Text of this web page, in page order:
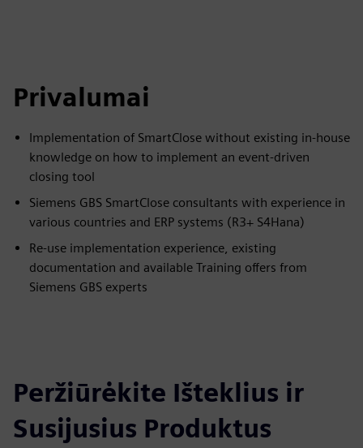
Privalumai
Implementation of SmartClose without existing in-house
knowledge on how to implement an event-driven
closing tool
Siemens GBS SmartClose consultants with experience in
various countries and ERP systems (R3+ S4Hana)
Re-use implementation experience, existing
documentation and available Training offers from
Siemens GBS experts
Peržiūrėkite Išteklius ir
Susijusius Produktus